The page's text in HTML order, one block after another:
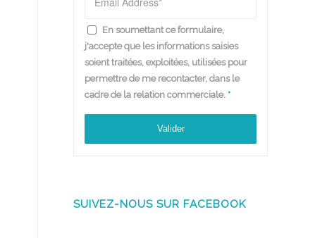
En soumettant ce formulaire,
j'accepte que les informations saisies
soient traitées, exploitées, utilisées pour
permettre de me recontacter, dans le
cadre de la relation commerciale.*
SUIVEZ-NOUS SUR FACEBOOK